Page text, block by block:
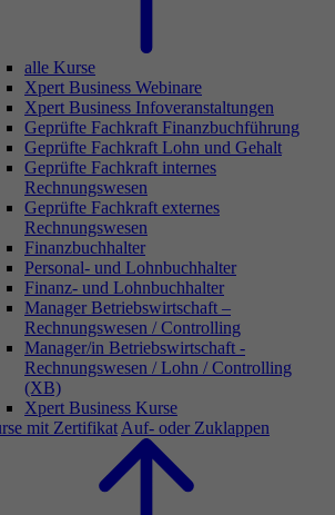
alle Kurse
Xpert Business Webinare
Xpert Business Infoveranstaltungen
Geprüfte Fachkraft Finanzbuchführung
Geprüfte Fachkraft Lohn und Gehalt
Geprüfte Fachkraft internes
Rechnungswesen
Geprüfte Fachkraft externes
Rechnungswesen
Finanzbuchhalter
Personal- und Lohnbuchhalter
Finanz- und Lohnbuchhalter
Manager Betriebswirtschaft –
Rechnungswesen / Controlling
Manager/in Betriebswirtschaft -
Rechnungswesen / Lohn / Controlling
(XB)
Xpert Business Kurse
mit Zertifikat Auf- oder Zuklappen